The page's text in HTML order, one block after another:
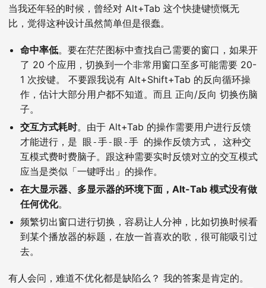
当我还年轻的时候，曾经对 Alt+Tab 这个快捷键愤慨无
比，觉得这种设计虽然简单但是很蠢。
命中率低。要在茫茫图标中查找自己需要的窗口，如果开
了 20 个应用，切换到一个非常用窗口至多可能需要 20-
1 次按键。 不要跟我说有 Alt+Shift+Tab 的反向循环操
作，估计大部分用户都不知道。而且 正向/反向 切换伤脑
子。
交互方式耗时。由于 Alt+Tab 的操作需要用户进行反馈
才能进行，是 眼-手-眼-手 的操作反馈方式， 这种交
互模式费时费脑子。跟这种需要实时反馈对立的交互模式
应当是类似「一键呼出」的操作。
在大显示器、多显示器的环境下面，Alt-Tab 模式没有做
任何优化。
频繁切出窗口进行切换，容易让人分神，比如切换时候看
到某个播放器的标题，在放一首喜欢的歌，很可能吸引过
去。
有人会问，难道不优化都是缺陷么？ 我的答案是肯定的。